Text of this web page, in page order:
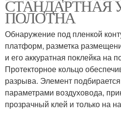
СТАНДАРТНАЯ
ПОЛОТНА
Обнаружение под пленкой
платформ, разметка
и его аккуратная поклейка на
Протекторное кольцо
разрыва. Элемент подбирается
параметрами воздуховода,
прозрачный клей и только на